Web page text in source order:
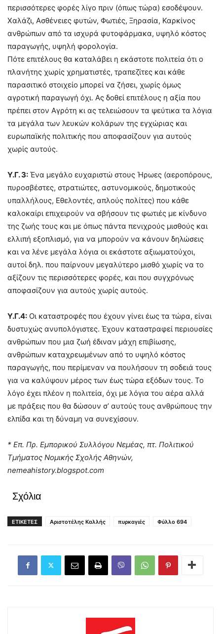
περισσότερες φορές λίγο πριν (όπως τώρα) εσοδέψουν.
Χαλάζι, Ασθένειες φυτών, Φωτιές, Ξηρασία, Καρκίνος
ανθρώπων από τα ισχυρά φυτοφάρμακα, υψηλό κόστος
παραγωγής, υψηλή φορολογία.
Πότε επιτέλους θα καταλάβει η εκάστοτε πολιτεία ότι ο
πλανήτης χωρίς χρηματιστές, τραπεζίτες και κάθε
παρασιτικό στοιχείο μπορεί να ζήσει, χωρίς όμως
αγροτική παραγωγή όχι. Ας δοθεί επιτέλους η αξία που
πρέπει στον Αγρότη κι ας τελειώσουν τα ψεύτικα τα λόγια
τα μεγάλα των λευκών κολάρων της εγχώριας και
ευρωπαϊκής πολιτικής που αποφασίζουν για αυτούς
χωρίς αυτούς.
Υ.Γ. 3: Ένα μεγάλο ευχαριστώ στους Ήρωες (αεροπόρους,
πυροσβέστες, στρατιώτες, αστυνομικούς, δημοτικούς
υπαλλήλους, Εθελοντές, απλούς πολίτες) που κάθε
καλοκαίρι επιχειρούν να σβήσουν τις φωτιές με κίνδυνο
της ζωής τους και με όπως πάντα πενιχρούς μισθούς και
ελλιπή εξοπλισμό, για να μπορούν να κάνουν δηλώσεις
και να λένε μεγάλα λόγια οι εκάστοτε αξιωματούχοι,
αυτοί δηλ. που παίρνουν μεγαλύτερο μισθό χωρίς να το
αξίζουν τις περισσότερες φορές, και που συγχρόνως
αποφασίζουν για αυτούς χωρίς αυτούς.
Υ.Γ.4: Οι καταστροφές που έχουν γίνει έως τα τώρα, είναι
δυστυχώς ανυπολόγιστες. Έχουν καταστραφεί περιουσίες
ανθρώπων που μια ζωή έδιναν μάχη επιβίωσης,
ανθρώπων καταχρεωμένων από το υψηλό κόστος
παραγωγής, που περίμεναν να πουλήσουν τη σοδειά τους
για να καλύψουν μέρος των έως τώρα εξόδων τους. Το
λόγο έχει πλέον η πολιτεία, όχι με λόγια του αέρα αλλά
με πράξεις που θα δώσουν σ’ αυτούς τους ανθρώπους την
ελπίδα και τη δύναμη να συνεχίσουν.
* Επ. Πρ. Εμπορικού Συλλόγου Νεμέας, πτ. Πολιτικού
Τμήματος Νομικής Σχολής Αθηνών,
nemeahistory.blogspot.com
Σχόλια
ΕΤΙΚΕΤΕΣ Αριστοτέλης Καλλής πυρκαγιές Φύλλο 694